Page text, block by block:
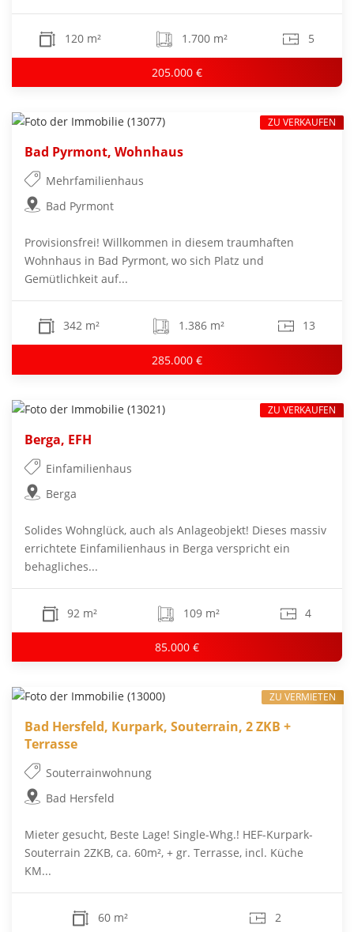
120 m² 1.700 m² 5
205.000 €
Bad Pyrmont, Wohnhaus
Mehrfamilienhaus
Bad Pyrmont
Provisionsfrei! Willkommen in diesem traumhaften
Wohnhaus in Bad Pyrmont, wo sich Platz und
Gemütlichkeit auf...
342 m² 1.386 m² 13
285.000 €
ZU VERKAUFEN
Berga, EFH
Einfamilienhaus
Berga
Solides Wohnglück, auch als Anlageobjekt! Dieses massiv
errichtete Einfamilienhaus in Berga verspricht ein
behagliches...
92 m² 109 m² 4
85.000 €
ZU VERKAUFEN
Bad Hersfeld, Kurpark, Souterrain, 2 ZKB +
Terrasse
Souterrainwohnung
Bad Hersfeld
Mieter gesucht, Beste Lage! Single-Whg.! HEF-Kurpark-
Souterrain 2ZKB, ca. 60m², + gr. Terrasse, incl. Küche
KM...
60 m² 2
ZU VERMIETEN